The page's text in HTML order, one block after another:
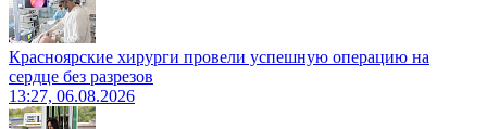
Красноярские хирурги провели успешную операцию на
сердце без разрезов
13:27, 06.08.2026